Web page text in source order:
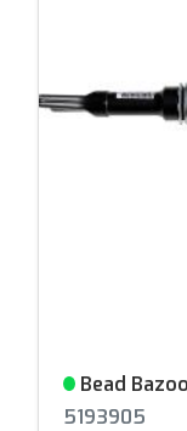
Varastossa
Bead
5193905